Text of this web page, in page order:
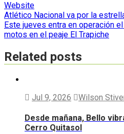
Website
Navegación
de
Atlético Nacional va por la
Este jueves entra en operación
motos en el peaje El Trapiche
Related posts
Jul 9, 2026 Wilson
Desde mañana, Bello
Cerro Quitasol